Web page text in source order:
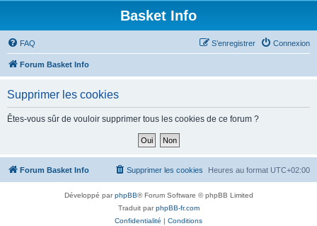
Basket Info
FAQ Connexion
S’enregistrer
Forum Basket Info
Supprimer les cookies
Êtes-vous sûr de vouloir supprimer tous les cookies de ce forum ?
Forum Basket Info Heures au format UTC+02:00
Supprimer les cookies
Développé parphpBB® Forum Software © phpBB Limited
Traduit parphpBB-fr.com
Confidentialité | Conditions